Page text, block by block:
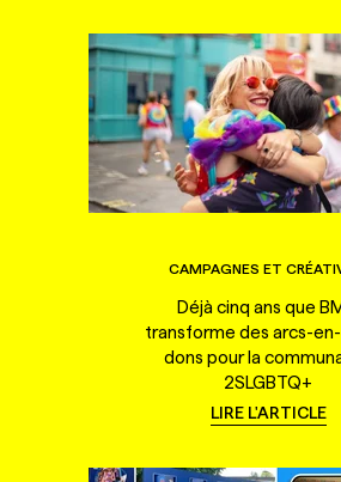
CAMPAGNES ET
Déjà cinq ans que
transforme des arcs-
dons pour la
2SLGBTQ+
LIRE L'ARTICLE